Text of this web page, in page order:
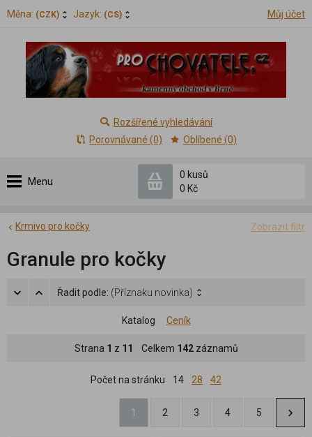
Měna: (CZK) Jazyk: (CS) Můj účet
Menu
0 kusů
0 Kč
Rozšířené vyhledávání
Porovnávané (0)
Oblíbené (0)
Zobrazit filtr
Krmivo pro kočky
Granule pro kočky
Řadit podle: (Příznaku novinka)
Katalog Ceník
Strana 1 z 11 Celkem 142záznamů
Počet na stránku 14 28 42
1 2 3 4 5